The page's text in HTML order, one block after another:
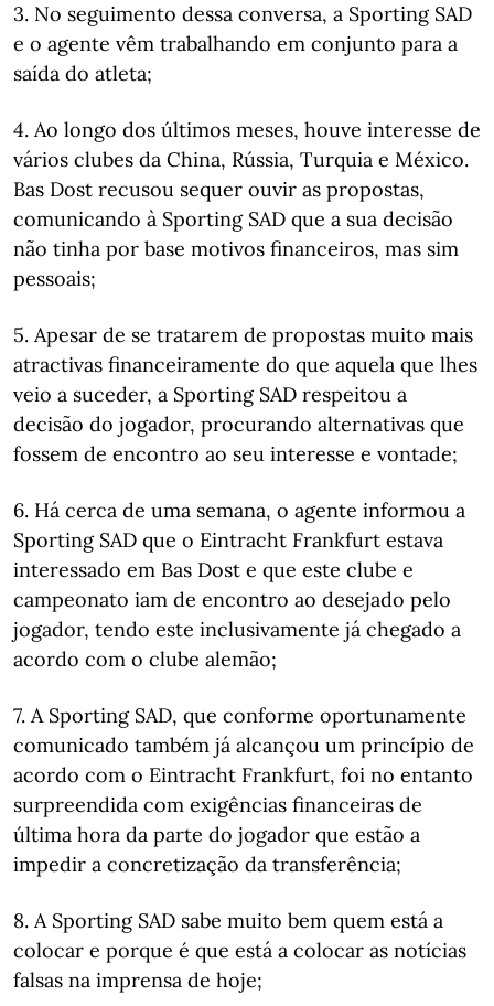
3. No seguimento dessa conversa, a Sporting SAD
e o agente vêm trabalhando em conjunto para a
saída do atleta;
4. Ao longo dos últimos meses, houve interesse de
vários clubes da China, Rússia, Turquia e México.
Bas Dost recusou sequer ouvir as propostas,
comunicando à Sporting SAD que a sua decisão
não tinha por base motivos financeiros, mas sim
pessoais;
5. Apesar de se tratarem de propostas muito mais
atractivas financeiramente do que aquela que lhes
veio a suceder, a Sporting SAD respeitou a
decisão do jogador, procurando alternativas que
fossem de encontro ao seu interesse e vontade;
6. Há cerca de uma semana, o agente informou a
Sporting SAD que o Eintracht Frankfurt estava
interessado em Bas Dost e que este clube e
campeonato iam de encontro ao desejado pelo
jogador, tendo este inclusivamente já chegado a
acordo com o clube alemão;
7. A Sporting SAD, que conforme oportunamente
comunicado também já alcançou um princípio de
acordo com o Eintracht Frankfurt, foi no entanto
surpreendida com exigências financeiras de
última hora da parte do jogador que estão a
impedir a concretização da transferência;
8. A Sporting SAD sabe muito bem quem está a
colocar e porque é que está a colocar as notícias
falsas na imprensa de hoje;